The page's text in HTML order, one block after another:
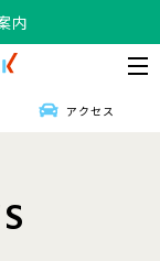
内
アクセス
S